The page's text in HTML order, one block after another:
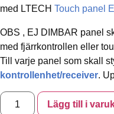
med LTECH Touch panel
OBS , EJ DIMBAR panel
med fjärrkontrollen eller
Till varje panel som skall
kontrollenhet/receiver.
Lägg till i